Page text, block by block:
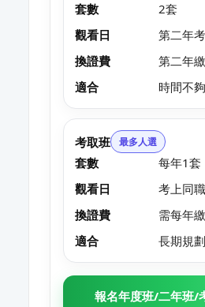
套數
2套
觀看日
第二年
換證費
第二年
適合
時間不
考取班 最多人選
套數
每年1套
觀看日
考上同
換證費
需每年
適合
長期規
報名年度班/二年班/